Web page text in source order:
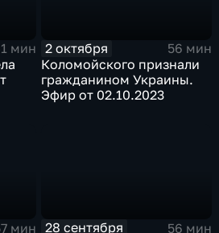
мин
2 октября
56 мин
Коломойского признали
гражданином Украины.
Эфир от 02.10.2023
мин
28 сентября
56 мин